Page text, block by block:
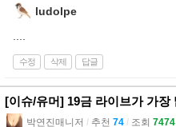
ludolpe
수정 삭제 답글
[이슈/유머] 19금 라이브가 가장
박연진매니저 l 추천 74 l 조회 7474